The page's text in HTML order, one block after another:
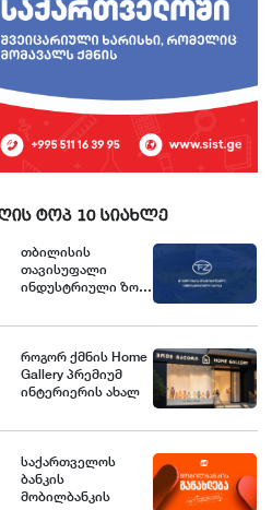
ტოპ 10 სიახლე
თბილისის
თავისუფალი
ინდუსტრიული ზონა
ავრცელებს
როგორ ქმნის Home
Gallery პრემიუმ
ინტერიერის ახალ
საქართველოში
საქართველოს
ბანკის
მობილბანკის